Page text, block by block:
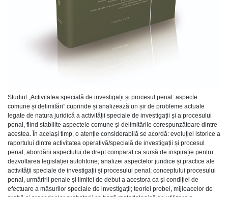
Studiul „Activitatea specială de investigații și procesul penal: aspecte
comune și delimitări” cuprinde și analizează un șir de probleme actuale
legate de natura juridică a activității speciale de investigații și a procesului
penal, fiind stabilite aspectele comune și delimitările corespunzătoare dintre
acestea. În același timp, o atenție considerabilă se acordă: evoluției istorice a
raportului dintre activitatea operativă/specială de investigații și procesul
penal; abordării aspectului de drept comparat ca sursă de inspirație pentru
dezvoltarea legislației autohtone; analizei aspectelor juridice și practice ale
activității speciale de investigații și procesului penal; conceptului procesului
penal, urmăririi penale și limitei de debut a acestora ca și condiției de
efectuare a măsurilor speciale de investigații; teoriei probei, mijloacelor de